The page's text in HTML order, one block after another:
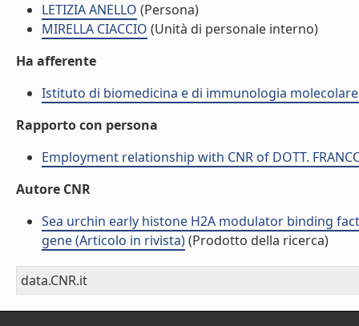
LETIZIA ANELLO (Persona)
MIRELLA CIACCIO (Unità di personale interno)
Ha afferente
Istituto di biomedicina e di immunologia
Rapporto con persona
Employment relationship with CNR of DOTT.
Autore CNR
Sea urchin early histone H2A modulator binding
gene (Articolo in rivista)(Prodotto della ricerca)
data.CNR.it